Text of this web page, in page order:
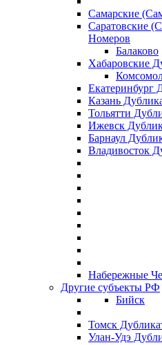
Самарские
Саратовские
Номеров
Балаково
Хабаровские
Екатеринбург
Казань
Тольятти
Ижевск
Барнаул
Владивосток
Набережные
Другие субъекты РФ
Бийск
Томск
Улан-Удэ